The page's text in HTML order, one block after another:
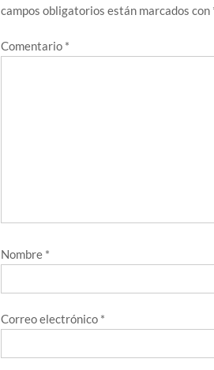
campos obligatorios están marcados con
Comentario *
Nombre *
Correo electrónico *